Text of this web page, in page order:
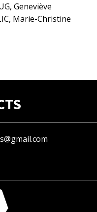
Geneviève
Marie-Christine